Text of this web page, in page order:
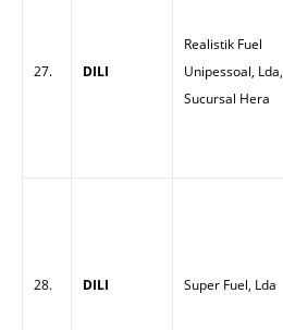
27. DILI
Realistik Fuel
Unipessoal, Lda,
Sucursal Hera
28. DILI Super Fuel, Lda